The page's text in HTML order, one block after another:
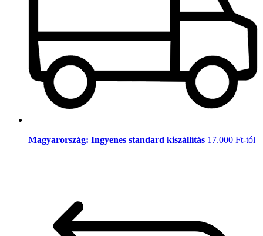
Magyarország: Ingyenes standard kiszállítás 17.000 Ft-tól